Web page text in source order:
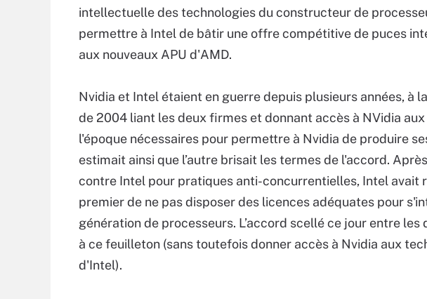
intellectuelle des technologies du constructeur de
permettre à Intel de bâtir une offre compétitive de puces
aux nouveaux APU d'AMD.
Nvidia et Intel étaient en guerre depuis plusieurs années, à
de 2004 liant les deux firmes et donnant accès à NVidia
l'époque nécessaires pour permettre à Nvidia de produire
estimait ainsi que l’autre brisait les termes de l'accord.
contre Intel pour pratiques anti-concurrentielles, Intel avait
premier de ne pas disposer des licences adéquates pour
génération de processeurs. L’accord scellé ce jour entre
à ce feuilleton (sans toutefois donner accès à Nvidia aux
d'Intel).